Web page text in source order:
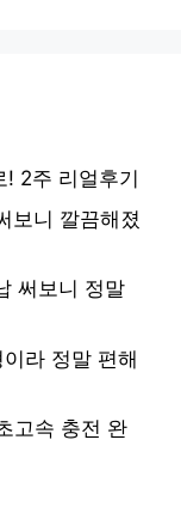
2주 리얼후기
보니 깔끔해졌
써보니 정말
라 정말 편해
고속 충전 완